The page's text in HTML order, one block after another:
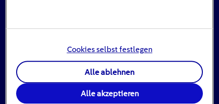
Stromausfall: Das ist zu tun, wenn das Licht
ausgeht
Cookies selbst festlegen
Alle ablehnen
Alle akzeptieren